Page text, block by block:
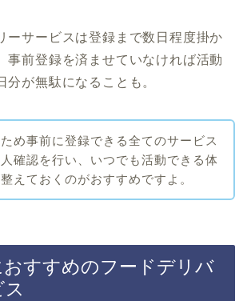
ーサービスは登録まで数日程度掛か
事前登録を済ませていなければ活動
分が無駄になることも。
め事前に登録できる全てのサービス
確認を行い、いつでも活動できる体
えておくのがおすすめですよ。
おすすめのフードデリバ
ス